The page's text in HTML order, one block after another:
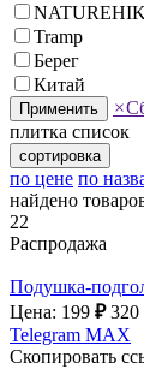
Tramp
Берег
Китай
Применить ×
плитка список
сортировка
по цене по
найдено
22
Распродажа
Подушка-
Цена: 199 ₽ 320
Telegram MAX
Скопировать